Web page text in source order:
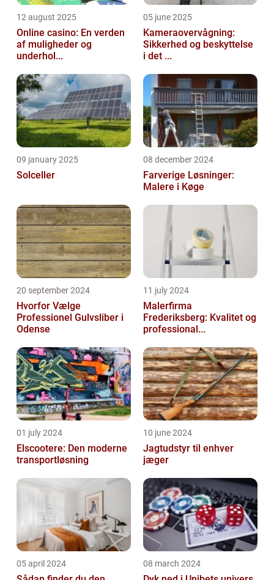
12 august 2025
Online casino: En verden
af muligheder og
underhol...
05 june 2025
Kameraovervågning:
Sikkerhed og beskyttelse
i det ...
09 january 2025
Solceller
08 december 2024
Farverige Løsninger:
Malere i Køge
20 september 2024
Hvorfor Vælge
Professionel Gulvsliber i
Odense
11 july 2024
Malerfirma
Frederiksberg: Kvalitet og
professional...
01 july 2024
Elscootere: Den moderne
transportløsning
10 june 2024
Jagtudstyr til enhver
jæger
05 april 2024 08 march 2024